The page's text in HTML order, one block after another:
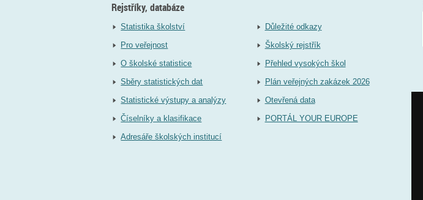
Rejstříky, databáze
Statistika školství
Pro veřejnost
O školské statistice
Sběry statistických dat
Statistické výstupy a analýzy
Číselníky a klasifikace
Adresáře školských institucí
Důležité odkazy
Školský rejstřík
Přehled vysokých škol
Plán veřejných zakázek 2026
Otevřená data
PORTÁL YOUR EUROPE